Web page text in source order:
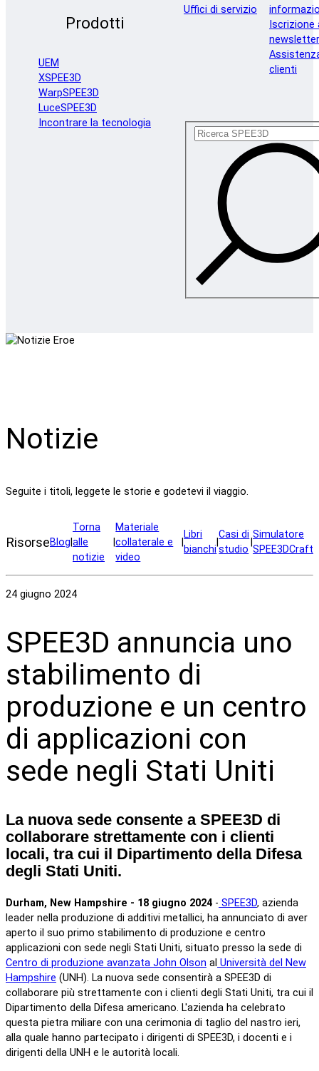
Prodotti
UEM
XSPEE3D
WarpSPEE3D
LuceSPEE3D
Incontrare la tecnologia
Uffici di servizio
Iscrizione
newsletter
clienti
Notizie
Seguite i titoli, leggete le storie e godetevi il viaggio.
RisorseBlog
Torna
alle
notizie
|
Materiale
collaterale e
video
|
Libri
bianchi
|
Casi di
studio
|
Simulatore
SPEE3DCraft
24 giugno 2024
SPEE3D annuncia uno
stabilimento di
produzione e un centro
di applicazioni con
sede negli Stati Uniti
La nuova sede consente a SPEE3D di
collaborare strettamente con i clienti
locali, tra cui il Dipartimento della Difesa
degli Stati Uniti.
Durham, New Hampshire - 18 giugno 2024 - SPEE3D, azienda
leader nella produzione di additivi metallici, ha annunciato di aver
aperto il suo primo stabilimento di produzione e centro
applicazioni con sede negli Stati Uniti, situato presso la sede di
Centro di produzione avanzata John Olson al Università del New
Hampshire (UNH). La nuova sede consentirà a SPEE3D di
collaborare più strettamente con i clienti degli Stati Uniti, tra cui il
Dipartimento della Difesa americano. L'azienda ha celebrato
questa pietra miliare con una cerimonia di taglio del nastro ieri,
alla quale hanno partecipato i dirigenti di SPEE3D, i docenti e i
dirigenti della UNH e le autorità locali.